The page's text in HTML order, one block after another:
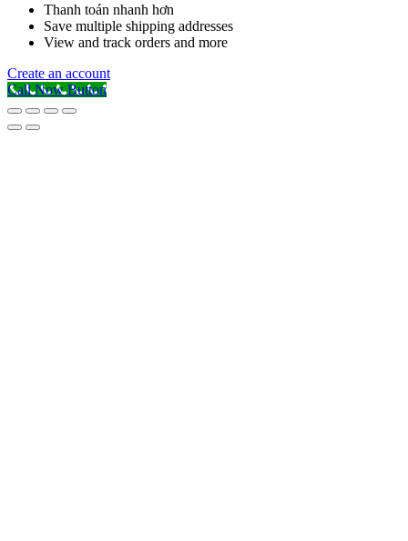
Thanh toán nhanh hơn
Save multiple shipping addresses
View and track orders and more
Create an account
Call Now Button